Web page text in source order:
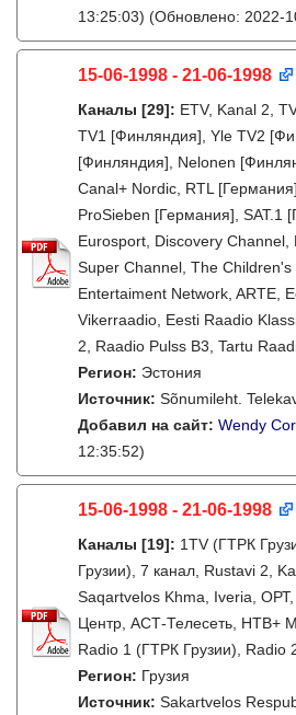
13:25:03) (Обновлено: 2022-
15-06-1998 - 21-06-1998
Каналы [29]: ETV, Kanal 2,
TV1 [Финляндия], Yle TV2
[Финляндия], Nelonen
Canal+ Nordic, RTL
ProSieben [Германия], SAT.1
Eurosport, Discovery Channel,
Super Channel, The
Entertaiment Network, ARTE,
Vikerraadio, Eesti Raadio
2, Raadio Pulss B3, Tartu
Регион: Эстония
Источник: Sõnumileht.
Добавил на сайт: Wendy
12:35:52)
15-06-1998 - 21-06-1998
Каналы [19]: 1TV (ГТРК
Грузии), 7 канал, Rustavi 2,
Saqartvelos Khma, Iveria,
Центр, АСТ-Телесеть, НТВ+
Radio 1 (ГТРК Грузии), Radio
Регион: Грузия
Источник: Sakartvelos